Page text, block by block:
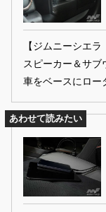
【ジムニーシエ
スピーカー＆サブウー
車をベースにロー
んのドレナビ編集
シエラ（JB74W
は冷めることなく
のリフトアップ
ん。“人生初の新
頼ってどうイジっ
を不定期連載でお
あわせて読みたい